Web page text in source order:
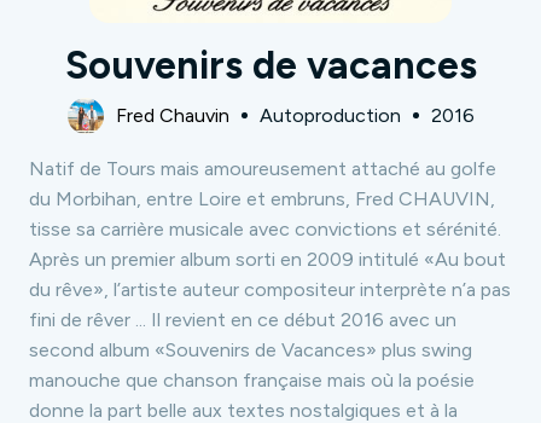
Souvenirs de vacances
Fred Chauvin Autoproduction 2016
Natif de Tours mais amoureusement attaché au golfe
du Morbihan, entre Loire et embruns, Fred CHAUVIN,
tisse sa carrière musicale avec convictions et sérénité.
Après un premier album sorti en 2009 intitulé «Au bout
du rêve», l’artiste auteur compositeur interprète n’a pas
fini de rêver ... Il revient en ce début 2016 avec un
second album «Souvenirs de Vacances» plus swing
manouche que chanson française mais où la poésie
donne la part belle aux textes nostalgiques et à la